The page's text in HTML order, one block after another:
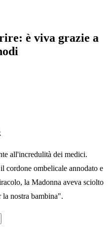
è viva grazie a
all'incredulità dei medici.
cordone ombelicale annodato e
la Madonna aveva sciolto
nostra bambina".